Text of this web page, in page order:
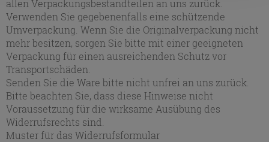
allen Verpackungsbestandteilen an uns zurück.
Verwenden Sie gegebenenfalls eine schützende
Umverpackung. Wenn Sie die Originalverpackung nicht
mehr besitzen, sorgen Sie bitte mit einer geeigneten
Verpackung für einen ausreichenden Schutz vor
Transportschäden.
Senden Sie die Ware bitte nicht unfrei an uns zurück.
Bitte beachten Sie, dass diese Hinweise nicht
Voraussetzung für die wirksame Ausübung des
Widerrufsrechts sind.
Muster für das Widerrufsformular